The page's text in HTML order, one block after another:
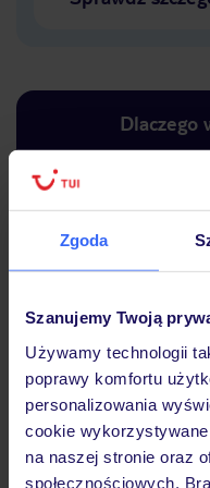
Zgoda
Szanujemy Twoją
Używamy technologii
poprawy komfortu
personalizowania
cookie
na naszej stronie oraz
społecznościowych.
Dlaczego
Lider niskich cen
Hotel